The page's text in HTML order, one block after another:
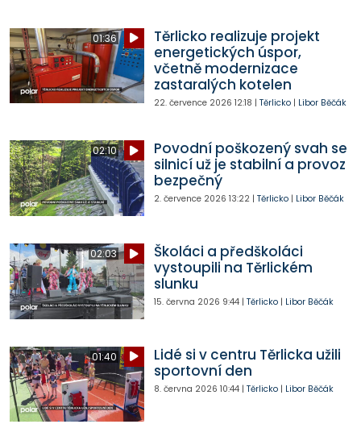
01:36
Těrlicko realizuje projekt
energetických úspor,
včetně modernizace
zastaralých kotelen
22. července 2026 12:18 | Těrlicko| Libor Běčák
02:10
Povodní poškozený svah se
silnicí už je stabilní a provoz
bezpečný
2. července 2026 13:22| Těrlicko| Libor Běčák
02:03
Školáci a předškoláci
vystoupili na Těrlickém
slunku
15. června 2026 9:44| Těrlicko| Libor Běčák
01:40
Lidé si v centru Těrlicka užili
sportovní den
8. června 2026 10:44| Těrlicko| Libor Běčák